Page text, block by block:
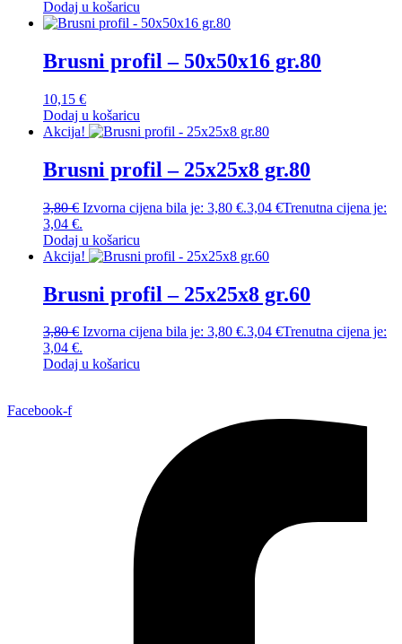
Dodaj u košaricu
Brusni profil – 50x50x16 gr.80
10,15 €
Dodaj u košaricu
Akcija!
Brusni profil – 25x25x8 gr.80
3,80€ Izvorna cijena bila je: 3,80 €.3,04 €Trenutna cijena je:
3,04 €.
Dodaj u košaricu
Akcija!
Brusni profil – 25x25x8 gr.60
3,80€ Izvorna cijena bila je: 3,80 €.3,04 €Trenutna cijena je:
3,04 €.
Dodaj u košaricu
Facebook-f